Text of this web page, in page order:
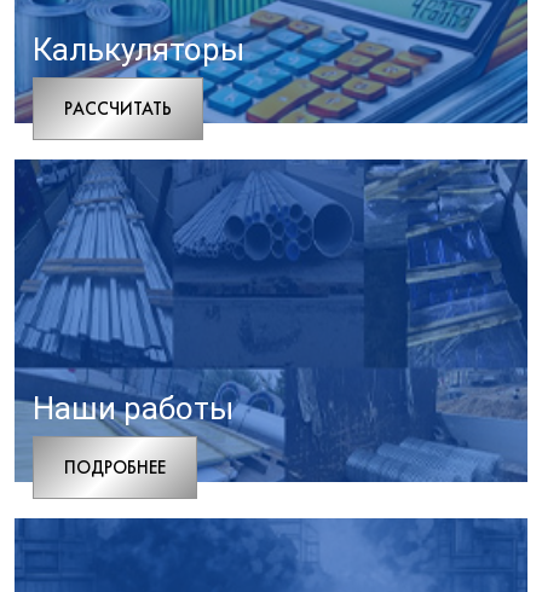
Калькуляторы
РАCСЧИТАТЬ
Наши работы
ПОДРОБНЕЕ